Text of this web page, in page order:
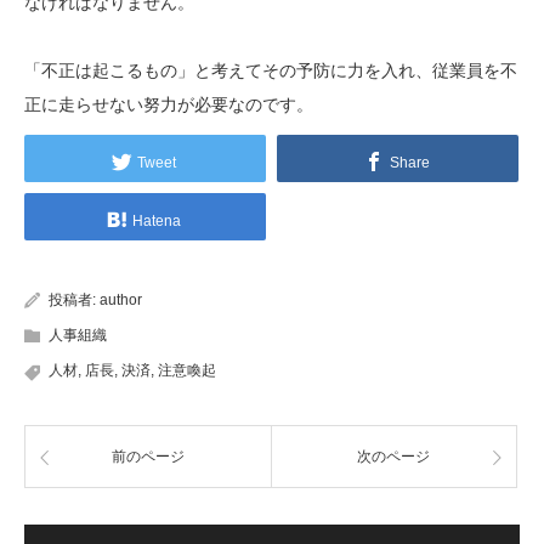
「不正は起こるもの」と考えてその予防に力を入れ、従業員を不
正に走らせない努力が必要なのです。
Tweet Share
Hatena
投稿者: author
人事組織
人材, 店長, 決済, 注意喚起
前のページ 次のページ